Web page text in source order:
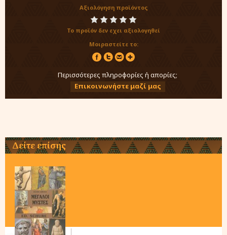
Αξιολόγηση προϊόντος
Το προϊόν δεν εχει αξιολογηθεί
Μοιραστείτε το:
Περισσότερες πληροφορίες ή απορίες;
Επικοινωνήστε μαζί μας
Δείτε επίσης